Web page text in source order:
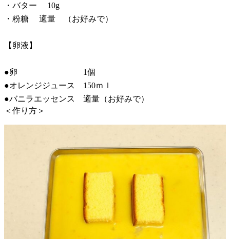
・バター 10g
・粉糖 適量 （お好みで）
【卵液】
●卵 1個
●オレンジジュース 150ｍｌ
●バニラエッセンス 適量（お好みで）
＜作り方＞